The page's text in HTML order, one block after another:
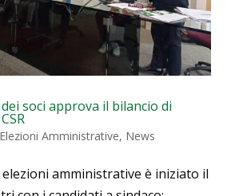
dei soci approva il bilancio di
Elezioni Amministrative, News
amministrative è iniziato il